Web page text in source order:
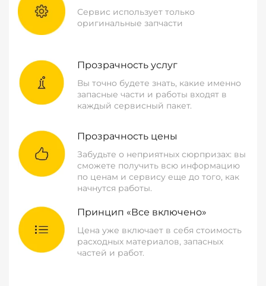
Сервис использует только
оригинальные запчасти
Прозрачность услуг
Вы точно будете знать, какие именно
запасные части и работы входят в
каждый сервисный пакет.
Прозрачность цены
Забудьте о неприятных сюрпризах: вы
сможете получить всю информацию
по ценам и сервису еще до того, как
начнутся работы.
Принцип «Все включено»
Цена уже включает в себя стоимость
расходных материалов, запасных
частей и работ.